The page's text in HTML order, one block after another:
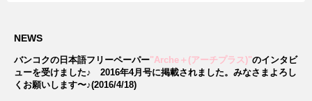
NEWS
バンコクの日本語フリーペーパー"Arche＋(アーチプラス)"のインタビ
ューを受けました♪ 2016年4月号に掲載されました。みなさまよろし
くお願いします〜♪(2016/4/18)